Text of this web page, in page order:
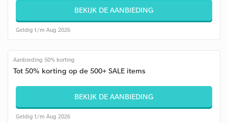
BEKIJK DE AANBIEDING
Geldig t/m Aug 2026
Aanbieding 50% korting
Tot 50% korting op de 500+ SALE items
BEKIJK DE AANBIEDING
Geldig t/m Aug 2026